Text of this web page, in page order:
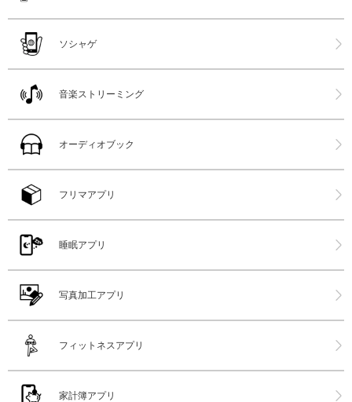
ソシャゲ
音楽ストリーミング
オーディオブック
フリマアプリ
睡眠アプリ
写真加工アプリ
フィットネスアプリ
家計簿アプリ